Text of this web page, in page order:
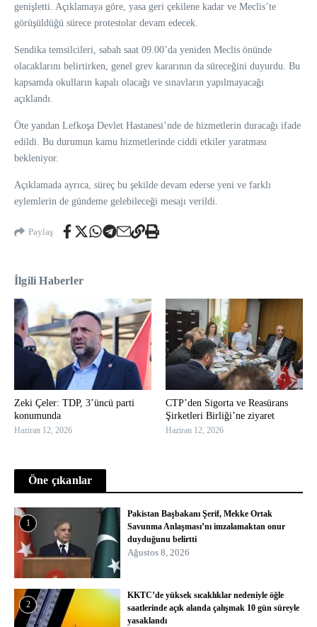
genişletti. Açıklamaya göre, yasa geri çekilene kadar ve Meclis’te
görüşüldüğü sürece protestolar devam edecek.
Sendika temsilcileri, sabah saat 09.00’da yeniden Meclis önünde
olacaklarını belirtirken, genel grev kararının da süreceğini duyurdu. Bu
kapsamda okulların kapalı olacağı ve sınavların yapılmayacağı
açıklandı.
Öte yandan Lefkoşa Devlet Hastanesi’nde de hizmetlerin duracağı ifade
edildi. Bu durumun kamu hizmetlerinde ciddi etkiler yaratması
bekleniyor.
Açıklamada ayrıca, süreç bu şekilde devam ederse yeni ve farklı
eylemlerin de gündeme gelebileceği mesajı verildi.
Paylaş
İlgili Haberler
Zeki Çeler: TDP, 3’üncü parti
konumunda
Haziran 12, 2026
CTP’den Sigorta ve Reasürans
Şirketleri Birliği’ne ziyaret
Haziran 12, 2026
Öne çıkanlar
1
Pakistan Başbakanı Şerif, Mekke Ortak
Savunma Anlaşması’nı imzalamaktan onur
duyduğunu belirtti
Ağustos 8, 2026
2
KKTC’de yüksek sıcaklıklar nedeniyle öğle
saatlerinde açık alanda çalışmak 10 gün süreyle
yasaklandı